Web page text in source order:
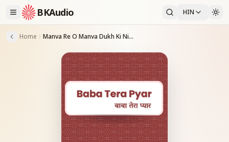
BKAudio HIN
Home Manva Re O Manva Dukh Ki Nisha